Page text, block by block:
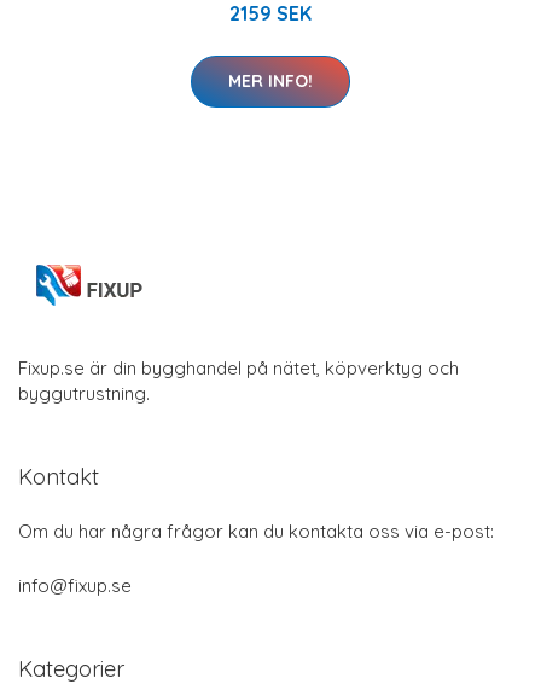
2159 SEK
MER INFO!
Fixup.se är din bygghandel på nätet, köpverktyg och
byggutrustning.
Kontakt
Om du har några frågor kan du kontakta oss via e-post:
info@fixup.se
Kategorier